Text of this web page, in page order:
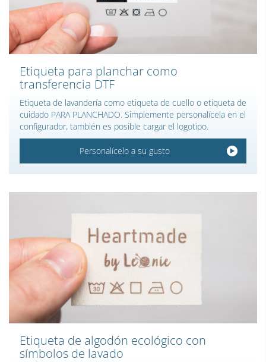
Etiqueta para planchar como
transferencia DTF
Etiqueta de lavandería como etiqueta de cuello o etiqueta de
cuidado PARA PLANCHADO. Simplemente personalícela en el
configurador, también es posible cargar el logotipo.
Personalícelo a su gusto
Etiqueta de algodón ecológico con
símbolos de lavado